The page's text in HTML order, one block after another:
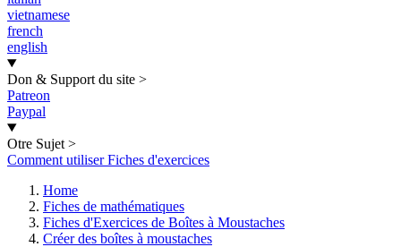
vietnamese
french
english
Don & Support du site >
Patreon
Paypal
Otre Sujet >
Comment utiliser Fiches d'exercices
Home
Fiches de mathématiques
Fiches d'Exercices de Boîtes à Moustaches
Créer des boîtes à moustaches